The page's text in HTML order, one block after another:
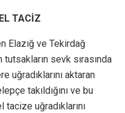
TACİZ
Elazığ ve Tekirdağ
sevk sırasında
uğradıklarını aktaran
takıldığını ve bu
uğradıklarını